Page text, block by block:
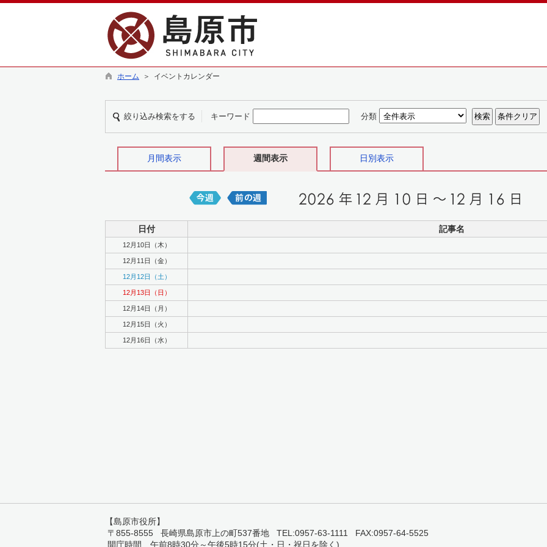
ホーム ＞ イベントカレンダー
絞り込み検索をする キーワード 分類
月間表示 週間表示 日別表示
日付 記事名
12月10日（木）
12月11日（金）
12月12日（土）
12月13日（日）
12月14日（月）
12月15日（火）
12月16日（水）
【島原市役所】
〒855-8555 長崎県島原市上の町537番地 TEL:0957-63-1111 FAX:0957-64-5525
開庁時間 午前8時30分～午後5時15分(土・日・祝日を除く)